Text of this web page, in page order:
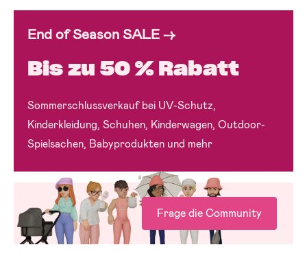
End of Season SALE →
Bis zu 50 % Rabatt
Sommerschlussverkauf bei UV-Schutz,
Kinderkleidung, Schuhen, Kinderwagen, Outdoor-
Spielsachen, Babyprodukten und mehr
Frage die Community